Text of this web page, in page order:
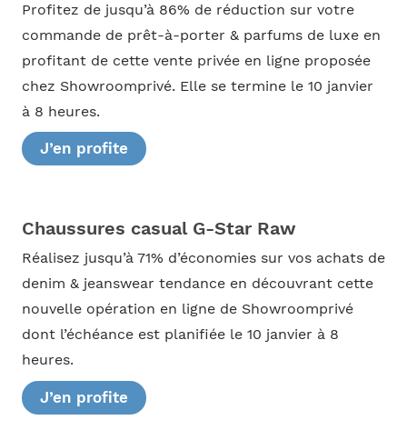
Profitez de jusqu’à 86% de réduction sur votre
commande de prêt-à-porter & parfums de luxe en
profitant de cette vente privée en ligne proposée
chez Showroomprivé. Elle se termine le 10 janvier
à 8 heures.
J’en profite
Chaussures casual G-Star Raw
Réalisez jusqu’à 71% d’économies sur vos achats de
denim & jeanswear tendance en découvrant cette
nouvelle opération en ligne de Showroomprivé
dont l’échéance est planifiée le 10 janvier à 8
heures.
J’en profite